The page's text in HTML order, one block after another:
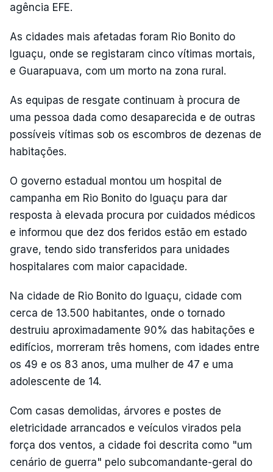
agência EFE.
As cidades mais afetadas foram Rio Bonito do
Iguaçu, onde se registaram cinco vítimas mortais,
e Guarapuava, com um morto na zona rural.
As equipas de resgate continuam à procura de
uma pessoa dada como desaparecida e de outras
possíveis vítimas sob os escombros de dezenas de
habitações.
O governo estadual montou um hospital de
campanha em Rio Bonito do Iguaçu para dar
resposta à elevada procura por cuidados médicos
e informou que dez dos feridos estão em estado
grave, tendo sido transferidos para unidades
hospitalares com maior capacidade.
Na cidade de Rio Bonito do Iguaçu, cidade com
cerca de 13.500 habitantes, onde o tornado
destruiu aproximadamente 90% das habitações e
edifícios, morreram três homens, com idades entre
os 49 e os 83 anos, uma mulher de 47 e uma
adolescente de 14.
Com casas demolidas, árvores e postes de
eletricidade arrancados e veículos virados pela
força dos ventos, a cidade foi descrita como "um
cenário de guerra" pelo subcomandante-geral do